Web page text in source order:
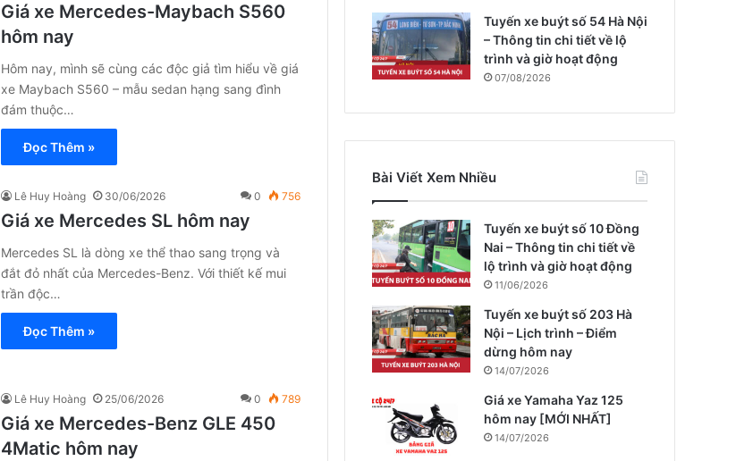
Giá xe Mercedes-Maybach S560
hôm nay
Hôm nay, mình sẽ cùng các độc giả tìm hiểu về giá
xe Maybach S560 – mẫu sedan hạng sang đình
đám thuộc…
Đọc Thêm »
Lê Huy Hoàng 30/06/2026 0 756
Giá xe Mercedes SL hôm nay
Mercedes SL là dòng xe thể thao sang trọng và
đắt đỏ nhất của Mercedes-Benz. Với thiết kế mui
trần độc…
Đọc Thêm »
Lê Huy Hoàng 25/06/2026 0 789
Giá xe Mercedes-Benz GLE 450
4Matic hôm nay
Tuyến xe buýt số 54 Hà Nội
– Thông tin chi tiết về lộ
trình và giờ hoạt động
07/08/2026
Bài Viết Xem Nhiều
Tuyến xe buýt số 10 Đồng
Nai – Thông tin chi tiết về
lộ trình và giờ hoạt động
11/06/2026
Tuyến xe buýt số 203 Hà
Nội – Lịch trình – Điểm
dừng hôm nay
14/07/2026
Giá xe Yamaha Yaz 125
hôm nay [MỚI NHẤT]
14/07/2026